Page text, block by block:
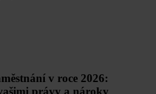
v roce 2026: